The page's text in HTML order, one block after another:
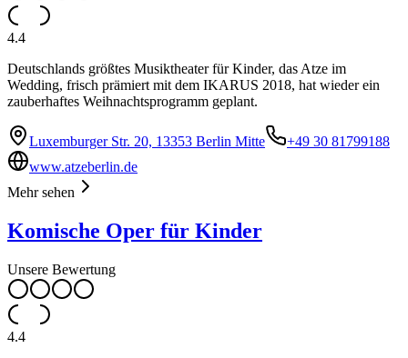
4.4
Deutschlands größtes Musiktheater für Kinder, das Atze im
Wedding, frisch prämiert mit dem IKARUS 2018, hat wieder ein
zauberhaftes Weihnachtsprogramm geplant.
Luxemburger Str. 20, 13353 Berlin Mitte
+49 30 81799188
www.atzeberlin.de
Mehr sehen
Komische Oper für Kinder
Unsere Bewertung
4.4